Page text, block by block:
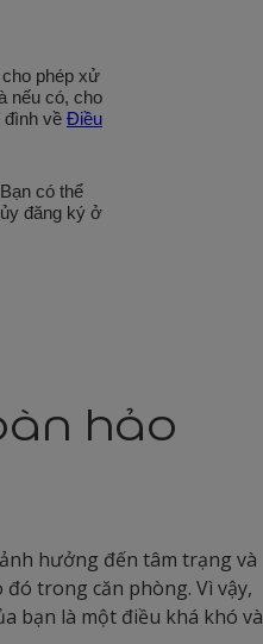
hảo
hưởng đến tâm trạng và
trong căn phòng. Vì vậy,
bạn là một điều khá khó và